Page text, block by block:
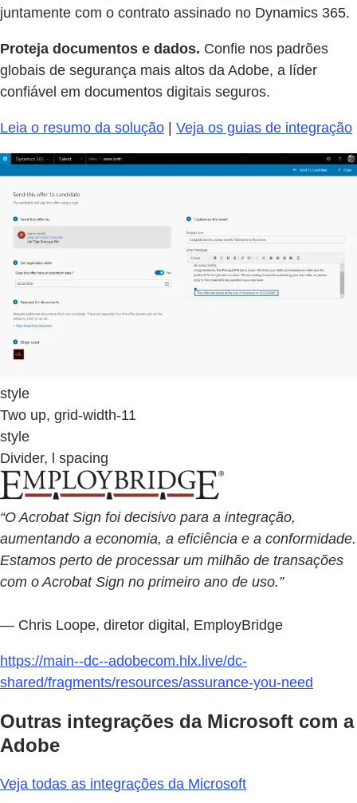
juntamente com o contrato assinado no Dynamics 365.
Proteja documentos e dados. Confie nos padrões
globais de segurança mais altos da Adobe, a líder
confiável em documentos digitais seguros.
Leia o resumo da solução | Veja os guias de integração
style
Two up, grid-width-11
style
Divider, l spacing
“O Acrobat Sign foi decisivo para a integração,
aumentando a economia, a eficiência e a conformidade.
Estamos perto de processar um milhão de transações
com o Acrobat Sign no primeiro ano de uso.”
— Chris Loope, diretor digital, EmployBridge
https://main--dc--adobecom.hlx.live/dc-
shared/fragments/resources/assurance-you-need
Outras integrações da Microsoft com a
Adobe
Veja todas as integrações da Microsoft